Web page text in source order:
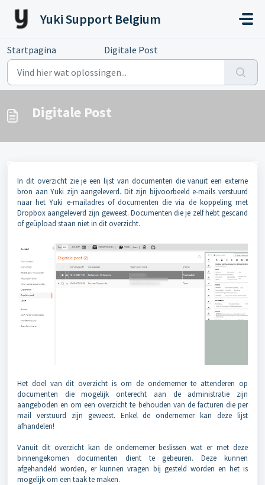
Yuki Support Belgium
Startpagina Digitale Post
Digitale Post
In dit overzicht zie je een lijst van documenten die vanuit een externe
bron aan Yuki zijn aangeleverd. Dit zijn bijvoorbeeld e-mails verstuurd
naar het Yuki e-mailadres of documenten die via de koppeling met
Dropbox aangeleverd zijn geweest. Documenten die je zelf hebt gescand
of geüpload staan niet in dit overzicht.
Het doel van dit overzicht is om de ondernemer te attenderen op
documenten die mogelijk onterecht aan de administratie zijn
aangeboden en om een overzicht te behouden van de facturen die per
mail verstuurd zijn geweest. Enkel de ondernemer kan deze lijst
afhandelen!
Vanuit dit overzicht kan de ondernemer beslissen wat er met deze
binnengekomen documenten dient te gebeuren. Deze kunnen
afgehandeld worden, er kunnen vragen bij gesteld worden en het is
mogelijk om een taak te maken.